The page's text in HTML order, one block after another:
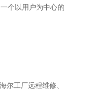
个以用户为中心的
尔工厂远程维修、